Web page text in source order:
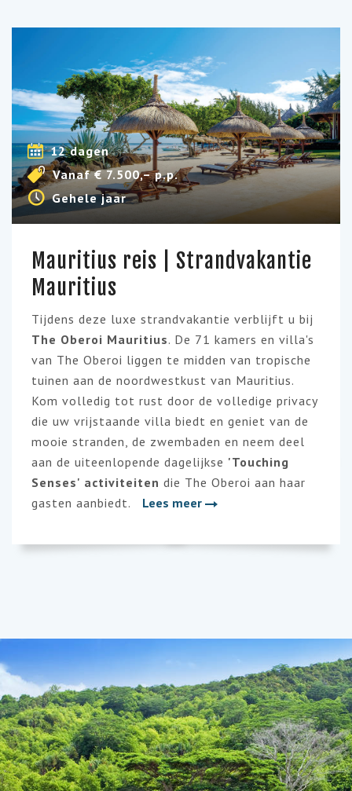
12 dagen
Vanaf € 7.500,– p.p.
Gehele jaar
Mauritius reis | Strandvakantie
Mauritius
Tijdens deze luxe strandvakantie verblijft u bij
The Oberoi Mauritius. De 71 kamers en villa's
van The Oberoi liggen te midden van tropische
tuinen aan de noordwestkust van Mauritius.
Kom volledig tot rust door de volledige privacy
die uw vrijstaande villa biedt en geniet van de
mooie stranden, de zwembaden en neem deel
aan de uiteenlopende dagelijkse 'Touching
Senses' activiteiten die The Oberoi aan haar
gasten aanbiedt.
Lees meer